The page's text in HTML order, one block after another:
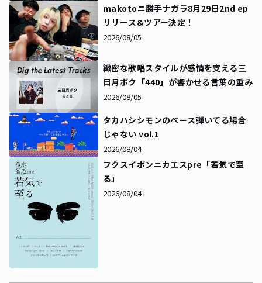
makotoニ勝手ナガラ8月29日2nd ep
リリース&ツアー決定！
2026/08/05
緻密な歌唱スタイルが感情を支える――三
日月ボク「440」が響かせる言葉の重み
2026/08/05
タカハシシモンのベース弾いてる場合
じゃない vol.1
2026/08/04
フクスイボンニカエスpre「若気で至
る」
2026/08/04